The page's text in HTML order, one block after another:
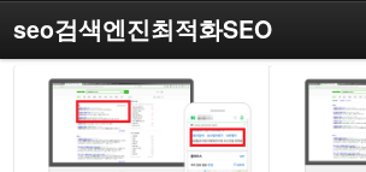
seo검색엔진최적화SEO
seo최적화